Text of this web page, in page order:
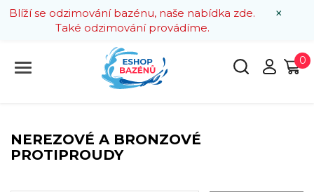
×
Blíží se odzimování bazénu, naše nabídka zde.
Také odzimování provádíme.
0
NEREZOVÉ A BRONZOVÉ
PROTIPROUDY